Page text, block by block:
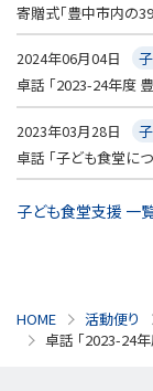
寄贈式「豊中市内の
2024年06月04日
卓話 「2023-24年度
2023年03月28日
卓話 「子ども食堂につ
子ども食堂支援 一
HOME 活動便り
卓話 「2023-24